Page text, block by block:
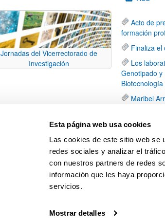
Esta página web usa cookies
Las cookies de este sitio web se
redes sociales y analizar el
con nuestros partners de redes
información que les haya
servicios.
Mostrar detalles
Jornadas del Vicerrectorado de
Investigación
Acto de
formación
Finaliza el
Los
Genotipado
Maribel
(12/03/2018)